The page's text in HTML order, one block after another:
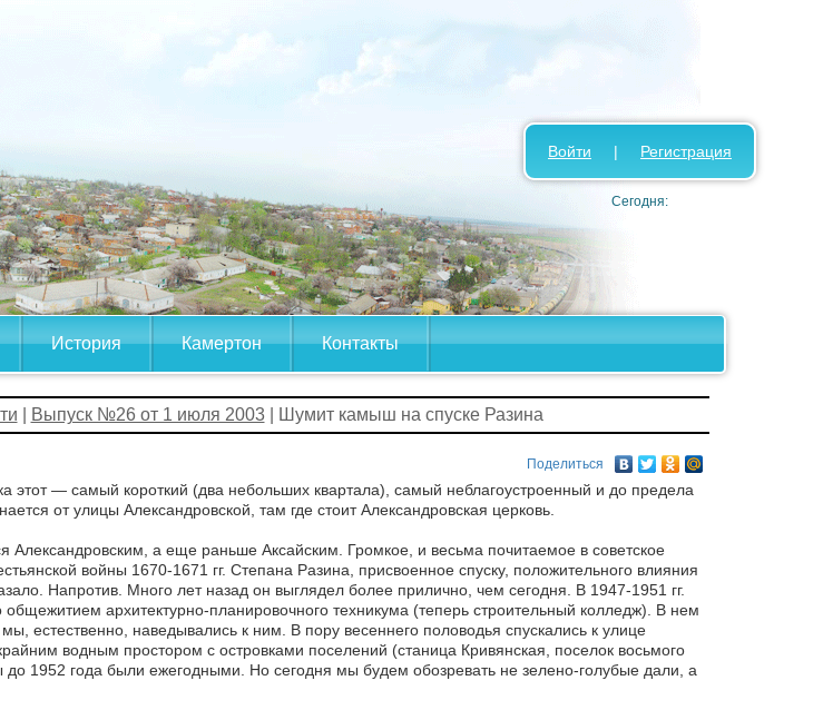
История Камертон Контакты
Войти | Регистрация
Сегодня:
Выпуск №26 от 1 июля 2003| Шумит камыш на спуске Разина
Поделиться
этот — самый короткий (два небольших квартала), самый неблагоустроенный и до предела
от улицы Александровской, там где стоит Александровская церковь.
Александровским, а еще раньше Аксайским. Громкое, и весьма почитаемое в советское
войны 1670-1671 гг. Степана Разина, присвоенное спуску, положительного влияния
Напротив. Много лет назад он выглядел более прилично, чем сегодня. В 1947-1951 гг.
архитектурно-планировочного техникума (теперь строительный колледж). В нем
естественно, наведывались к ним. В пору весеннего половодья спускались к улице
водным простором с островками поселений (станица Кривянская, поселок восьмого
до 1952 года были ежегодными. Но сегодня мы будем обозревать не зелено-голубые дали, а